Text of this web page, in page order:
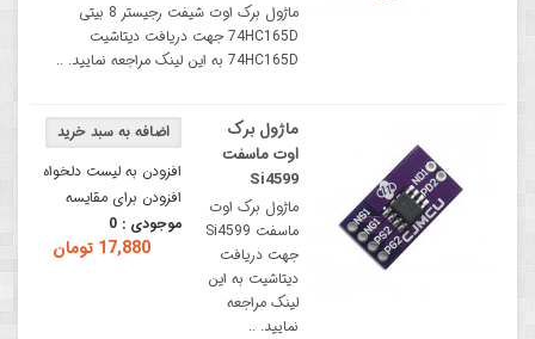
ماژول برک اوت شیفت رجیستر 8 بیتی
74HC165D جهت دریافت دیتاشیت
74HC165D به این لینک مراجعه نمایید. ..
افزودن به لیست دلخواه
افزودن برای مقایسه
موجودی : 0
17,880 تومان
ماژول برک
اوت ماسفت
Si4599
ماژول برک اوت
ماسفت Si4599
جهت دریافت
دیتاشیت به این
لینک مراجعه
نمایید. ..